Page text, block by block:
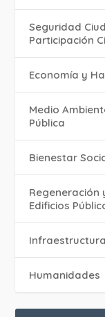
Seguridad
Participación
Economía y
Medio
Pública
Bienestar
Regeneración
Edificios
Humanidades